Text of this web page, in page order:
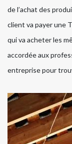
de l’achat des
client va payer une
qui va acheter les
accordée aux
entreprise pour